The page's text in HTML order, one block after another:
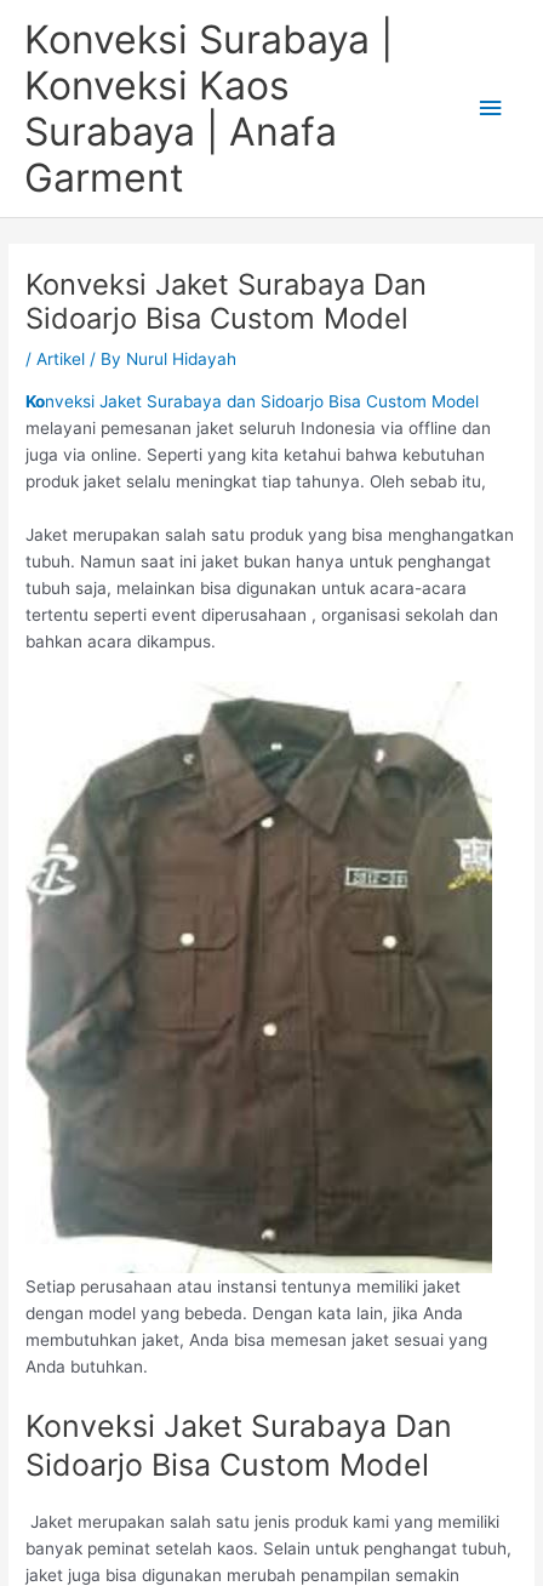
Konveksi Surabaya |
Konveksi Kaos
Surabaya | Anafa
Garment
Konveksi Jaket Surabaya Dan
Sidoarjo Bisa Custom Model
/Artikel / By Nurul Hidayah
Konveksi Jaket Surabaya dan Sidoarjo Bisa Custom Model
melayani pemesanan jaket seluruh Indonesia via offline dan
juga via online. Seperti yang kita ketahui bahwa kebutuhan
produk jaket selalu meningkat tiap tahunya. Oleh sebab itu,
Jaket merupakan salah satu produk yang bisa menghangatkan
tubuh. Namun saat ini jaket bukan hanya untuk penghangat
tubuh saja, melainkan bisa digunakan untuk acara-acara
tertentu seperti event diperusahaan , organisasi sekolah dan
bahkan acara dikampus.
Setiap perusahaan atau instansi tentunya memiliki jaket
dengan model yang bebeda. Dengan kata lain, jika Anda
membutuhkan jaket, Anda bisa memesan jaket sesuai yang
Anda butuhkan.
Konveksi Jaket Surabaya Dan
Sidoarjo Bisa Custom Model
Jaket merupakan salah satu jenis produk kami yang memiliki
banyak peminat setelah kaos. Selain untuk penghangat tubuh,
jaket juga bisa digunakan merubah penampilan semakin